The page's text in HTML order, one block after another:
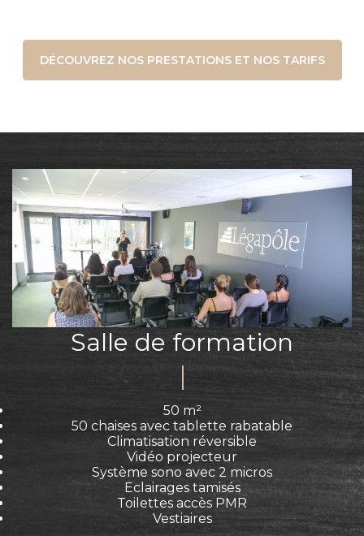
DÉCOUVREZ NOS PRESTATIONS ET NOS TARIFS
Salle de formation
50 m²
50 chaises avec tablette rabatable
Climatisation réversible
Vidéo projecteur
Système sono avec 2 micros
Eclairages tamisés
Toilettes accès PMR
Vestiaires